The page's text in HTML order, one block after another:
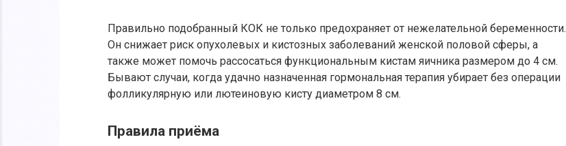
Правильно подобранный КОК не только предохраняет от нежелательной беременности.
Он снижает риск опухолевых и кистозных заболеваний женской половой сферы, а
также может помочь рассосаться функциональным кистам яичника размером до 4 см.
Бывают случаи, когда удачно назначенная гормональная терапия убирает без операции
фолликулярную или лютеиновую кисту диаметром 8 см.
Правила приёма